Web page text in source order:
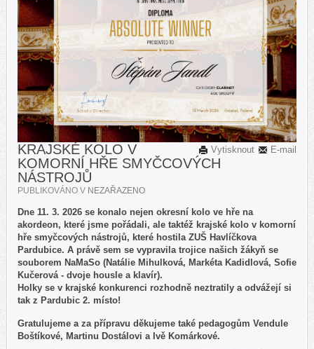
E-mail
Vytisknout
KRAJSKÉ KOLO V
KOMORNÍ HŘE SMYČCOVÝCH
NÁSTROJŮ
PUBLIKOVÁNO V NEZAŘAZENO
Dne 11. 3. 2026 se konalo nejen okresní kolo ve hře na
akordeon, které jsme pořádali, ale taktéž krajské kolo v komorní
hře smyčcových nástrojů, které hostila ZUŠ Havlíčkova
Pardubice. A právě sem se vypravila trojice našich žákyň se
souborem NaMaSo (Natálie Mihulková, Markéta Kadidlová, Sofie
Kučerová - dvoje housle a klavír).
Holky se v krajské konkurenci rozhodně neztratily a odvážejí si
tak z Pardubic 2. místo!
Gratulujeme a za přípravu děkujeme také pedagogům Vendule
Boštíkové, Martinu Dostálovi a Ivě Komárkové.